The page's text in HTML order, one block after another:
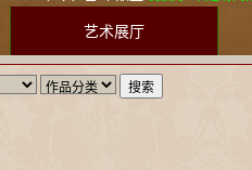
艺术展厅